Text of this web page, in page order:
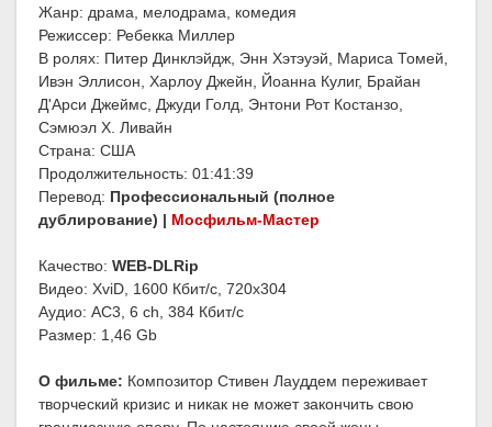
Жанр: драма, мелодрама, комедия
Режиссер: Ребекка Миллер
В ролях: Питер Динклэйдж, Энн Хэтэуэй, Мариса Томей,
Ивэн Эллисон, Харлоу Джейн, Йоанна Кулиг, Брайан
Д'Арси Джеймс, Джуди Голд, Энтони Рот Костанзо,
Сэмюэл Х. Ливайн
Страна: США
Продолжительность: 01:41:39
Перевод: Профессиональный (полное
дублирование) | Мосфильм-Мастер
Качество: WEB-DLRip
Видео: XviD, 1600 Кбит/с, 720x304
Аудио: AC3, 6 ch, 384 Кбит/с
Размер: 1,46 Gb
О фильме: Композитор Стивен Лауддем переживает
творческий кризис и никак не может закончить свою